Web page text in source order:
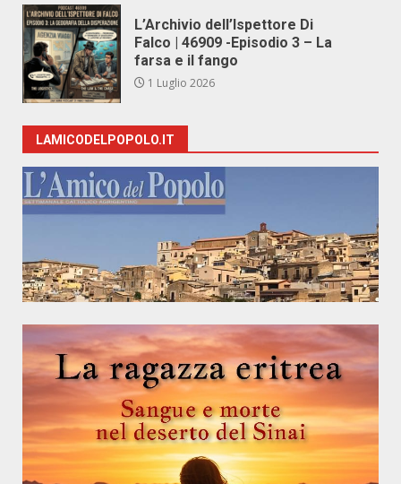
L’Archivio dell’Ispettore Di
Falco | 46909 -Episodio 3 – La
farsa e il fango
1 Luglio 2026
LAMICODELPOPOLO.IT